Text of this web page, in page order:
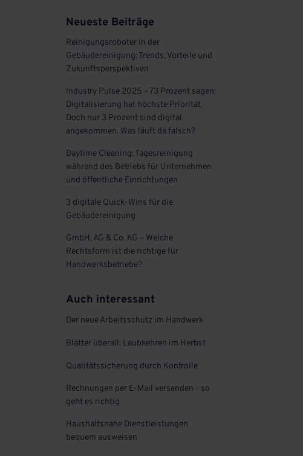
Neueste Beiträge
Reinigungsroboter in der
Gebäudereinigung: Trends, Vorteile und
Zukunftsperspektiven
Industry Pulse 2025 – 73 Prozent sagen:
Digitalisierung hat höchste Priorität.
Doch nur 3 Prozent sind digital
angekommen. Was läuft da falsch?
Daytime Cleaning: Tagesreinigung
während des Betriebs für Unternehmen
und öffentliche Einrichtungen
3 digitale Quick-Wins für die
Gebäudereinigung
GmbH, AG & Co. KG – Welche
Rechtsform ist die richtige für
Handwerksbetriebe?
Auch interessant
Der neue Arbeitsschutz im Handwerk
Blätter überall: Laubkehren im Herbst
Qualitätssicherung durch Kontrolle
Rechnungen per E-Mail versenden - so
geht es richtig
Haushaltsnahe Dienstleistungen
bequem ausweisen